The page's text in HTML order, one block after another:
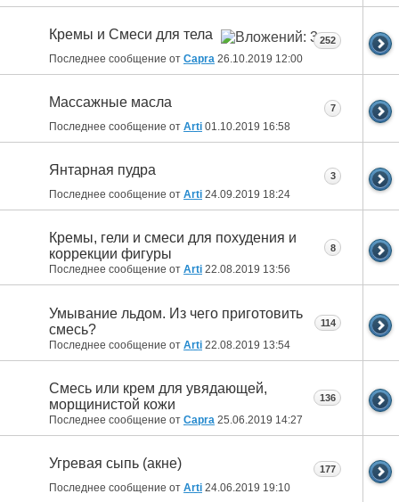
Кремы и Смеси для тела
Последнее сообщение от Capra 26.10.2019 12:00
252
Массажные масла
Последнее сообщение от Arti 01.10.2019 16:58
7
Янтарная пудра
Последнее сообщение от Arti 24.09.2019 18:24
3
Кремы, гели и смеси для похудения и
коррекции фигуры
Последнее сообщение от Arti 22.08.2019 13:56
8
Умывание льдом. Из чего приготовить
смесь?
Последнее сообщение от Arti 22.08.2019 13:54
114
Смесь или крем для увядающей,
морщинистой кожи
Последнее сообщение от Capra 25.06.2019 14:27
136
Угревая сыпь (акне)
Последнее сообщение от Arti 24.06.2019 19:10
177